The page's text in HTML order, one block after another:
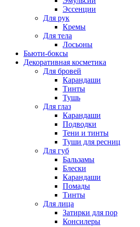
Эссенции
Для рук
Кремы
Для тела
Лосьоны
Бьюти-боксы
Декоративная косметика
Для бровей
Карандаши
Тинты
Тушь
Для глаз
Карандаши
Подводки
Тени и тинты
Туши для ресниц
Для губ
Бальзамы
Блески
Карандаши
Помады
Тинты
Для лица
Затирки для пор
Консилеры